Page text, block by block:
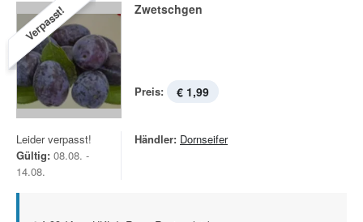
Verpasst! Zwetschgen
Preis: € 1,99
Leider verpasst!
Gültig: 08.08. -
14.08.
Händler: Dornseifer